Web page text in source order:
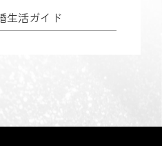
生活ガイド